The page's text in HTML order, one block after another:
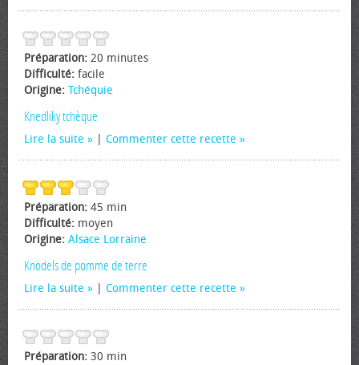
Préparation: 20 minutes
Difficulté: facile
Origine: Tchéquie
Knedliky tchèque
Lire la suite Commenter cette recette
Préparation: 45 min
Difficulté: moyen
Origine: Alsace Lorraine
Knödels de pomme de terre
Lire la suite Commenter cette recette
Préparation: 30 min